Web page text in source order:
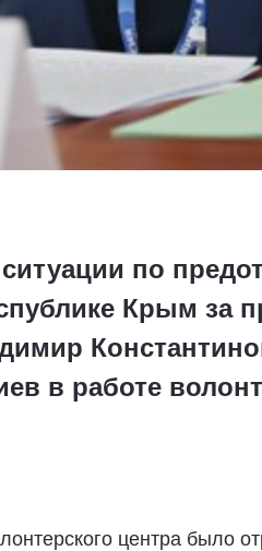
по
Крым за
в работе
центра было